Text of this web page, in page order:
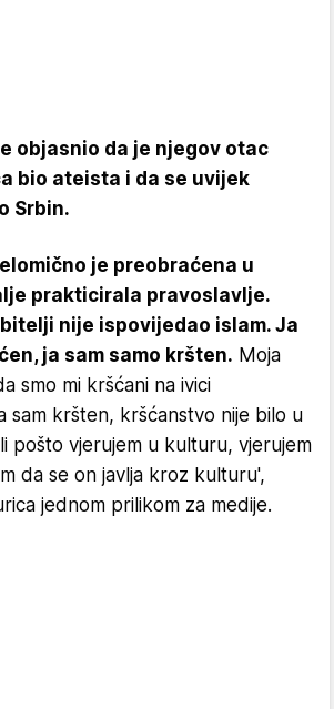
objasnio da je njegov otac
bio ateista i da se uvijek
Srbin.
je preobraćena u
prakticirala pravoslavlje.
nije ispovijedao islam. Ja
ja sam samo kršten. Moja
smo mi kršćani na ivici
sam kršten, kršćanstvo nije bilo u
pošto vjerujem u kulturu, vjerujem
da se on javlja kroz kulturu',
jednom prilikom za medije.